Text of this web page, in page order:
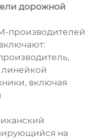
дорожной
производителей
включая
на